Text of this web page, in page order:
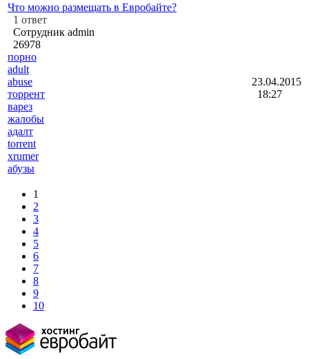
Что можно размещать в Евробайте?
1 ответ
Сотрудник admin
26978
порно
adult
abuse
торрент
варез
жалобы
адалт
torrent
xrumer
абузы
23.04.2015
18:27
1
2
3
4
5
6
7
8
9
10